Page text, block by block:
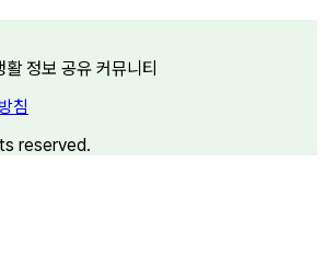
정보 공유 커뮤니티
침
reserved.